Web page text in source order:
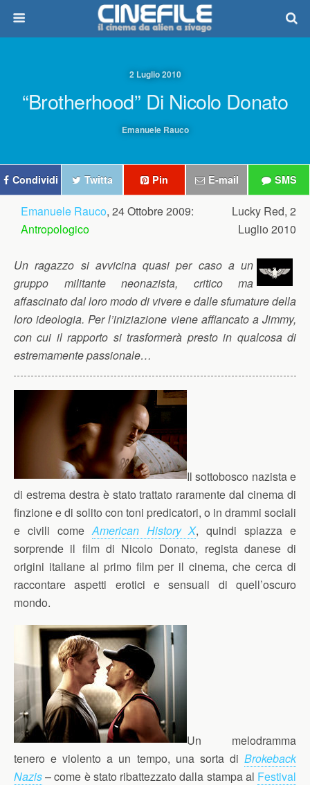
2 Luglio 2010
“Brotherhood” Di Nicolo Donato
Emanuele Rauco
Condividi Twitta Pin E-mail SMS
Emanuele Rauco, 24 Ottobre 2009:
Antropologico
Lucky Red, 2
Luglio 2010
Un ragazzo si avvicina quasi per caso a un
gruppo militante neonazista, critico ma
affascinato dal loro modo di vivere e dalle sfumature della
loro ideologia. Per l’iniziazione viene affiancato a Jimmy,
con cui il rapporto si trasformerà prestoin qualcosa di
estremamente passionale…
Il sottobosco nazista e
di estrema destra è stato trattato raramente dal cinema di
finzione e di solito con toni predicatori, o in drammi sociali
e civili comeAmerican History X, quindi spiazza e
sorprende il film di Nicolo Donato, regista danese di
origini italiane al primo film per il cinema, che cerca di
raccontare aspetti erotici e sensuali di quell’oscuro
mondo.
Un melodramma
tenero e violento a un tempo, una sorta di Brokeback
Nazis– come è stato ribattezzato dalla stampa al Festival